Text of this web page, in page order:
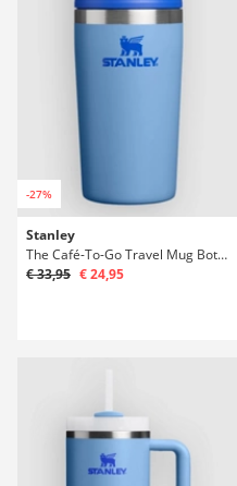
-27%
Stanley
The Café-To-Go Travel Mug Bottiglia
€ 33,95 € 24,95